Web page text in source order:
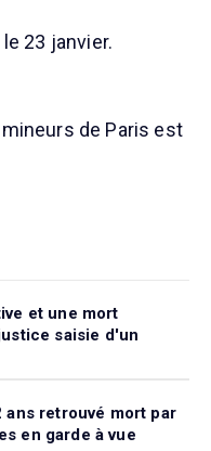
23 janvier.
de Paris est
et une mort
saisie d'un
ans retrouvé mort par
en garde à vue